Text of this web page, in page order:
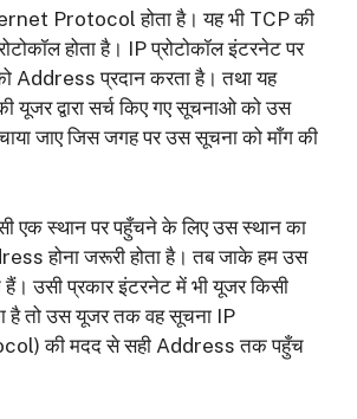
Protocol होता है। यह भी TCP की
होता है। IP प्रोटोकॉल इंटरनेट पर
Address प्रदान करता है। तथा यह
यूजर द्वारा सर्च किए गए सूचनाओ को उस
जाए जिस जगह पर उस सूचना को माँग की
एक स्थान पर पहुँचने के लिए उस स्थान का
होना जरूरी होता है। तब जाके हम उस
उसी प्रकार इंटरनेट में भी यूजर किसी
है तो उस यूजर तक वह सूचना IP
की मदद से सही Address तक पहुँच